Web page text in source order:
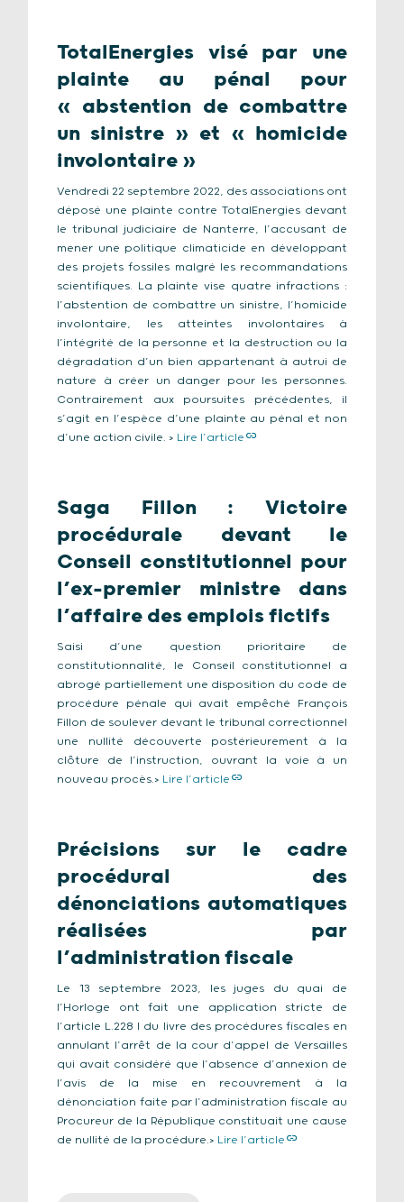
TotalEnergies visé par une
plainte au pénal pour
« abstention de combattre
un sinistre » et « homicide
involontaire »
Vendredi 22 septembre 2022, des associations ont
déposé une plainte contre TotalEnergies devant
le tribunal judiciaire de Nanterre, l’accusant de
mener une politique climaticide en développant
des projets fossiles malgré les recommandations
scientifiques. La plainte vise quatre infractions :
l’abstention de combattre un sinistre, l’homicide
involontaire, les atteintes involontaires à
l’intégrité de la personne et la destruction ou la
dégradation d’un bien appartenant à autrui de
nature à créer un danger pour les personnes.
Contrairement aux poursuites précédentes, il
s’agit en l’espèce d’une plainte au pénal et non
d’une action civile. > Lire l’article
Saga Fillon : Victoire
procédurale devant le
Conseil constitutionnel pour
l’ex-premier ministre dans
l’affaire des emplois fictifs
Saisi d’une question prioritaire de
constitutionnalité, le Conseil constitutionnel a
abrogé partiellement une disposition du code de
procédure pénale qui avait empêché François
Fillon de soulever devant le tribunal correctionnel
une nullité découverte postérieurement à la
clôture de l’instruction, ouvrant la voie à un
nouveau procès.> Lire l’article
Précisions sur le cadre
procédural des
dénonciations automatiques
réalisées par
l’administration fiscale
Le 13 septembre 2023, les juges du quai de
l’Horloge ont fait une application stricte de
l’article L.228 I du livre des procédures fiscales en
annulant l’arrêt de la cour d’appel de Versailles
qui avait considéré que l’absence d’annexion de
l’avis de la mise en recouvrement à la
dénonciation faite par l’administration fiscale au
Procureur de la République constituait une cause
de nullité de la procédure.> Lire l’article